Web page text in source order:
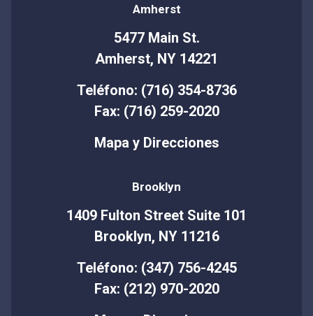
Amherst
5477 Main St.
Amherst, NY 14221
Teléfono: (716) 354-8736
Fax: (716) 259-2020
Mapa y Direcciones
Brooklyn
1409 Fulton Street Suite 101
Brooklyn, NY 11216
Teléfono: (347) 756-4245
Fax: (212) 970-2020